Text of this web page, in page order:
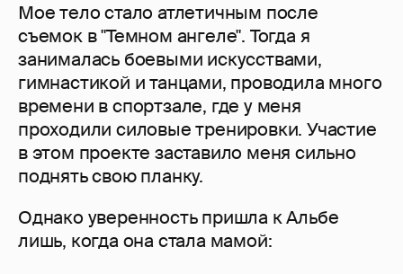
Мое тело стало атлетичным после
съемок в "Темном ангеле". Тогда я
занималась боевыми искусствами,
гимнастикой и танцами, проводила много
времени в спортзале, где у меня
проходили силовые тренировки. Участие
в этом проекте заставило меня сильно
поднять свою планку.
Однако уверенность пришла к Альбе
лишь, когда она стала мамой: